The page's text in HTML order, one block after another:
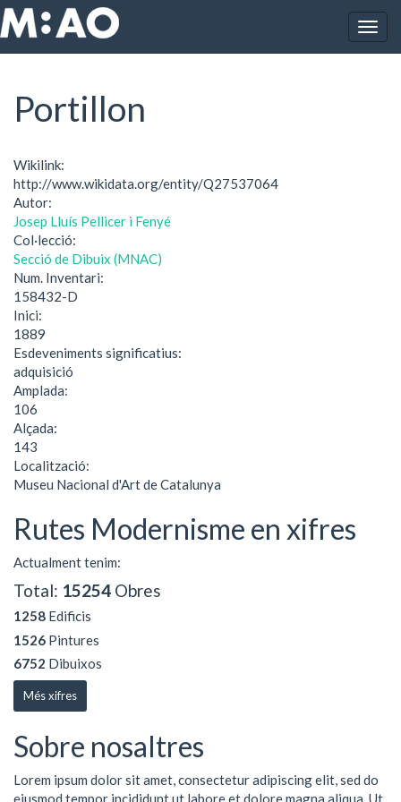
Vés al contingut
Inici Portillon
Portillon
Wikilink:
http://www.wikidata.org/entity/Q27537064
Autor:
Josep Lluís Pellicer i Fenyé
Col·lecció:
Secció de Dibuix (MNAC)
Num. Inventari:
158432-D
Inici:
1889
Esdeveniments significatius:
adquisició
Amplada:
106
Alçada:
143
Localització:
Museu Nacional d'Art de Catalunya
Rutes Modernisme en xifres
Actualment tenim:
Total: 15254 Obres
1258 Edificis
1526 Pintures
6752 Dibuixos
Més xifres
Sobre nosaltres
Lorem ipsum dolor sit amet, consectetur adipiscing elit, sed do
eiusmod tempor incididunt ut labore et dolore magna aliqua. Ut